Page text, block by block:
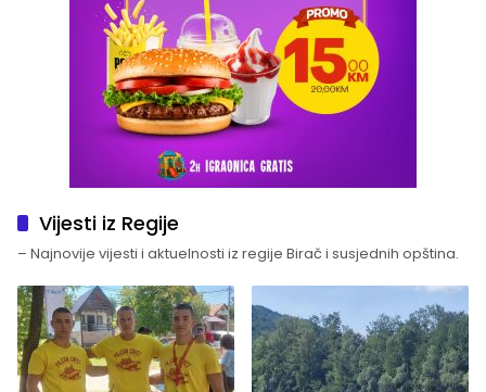
Vijesti iz Regije
– Najnovije vijesti i aktuelnosti iz regije Birač i susjednih opština.